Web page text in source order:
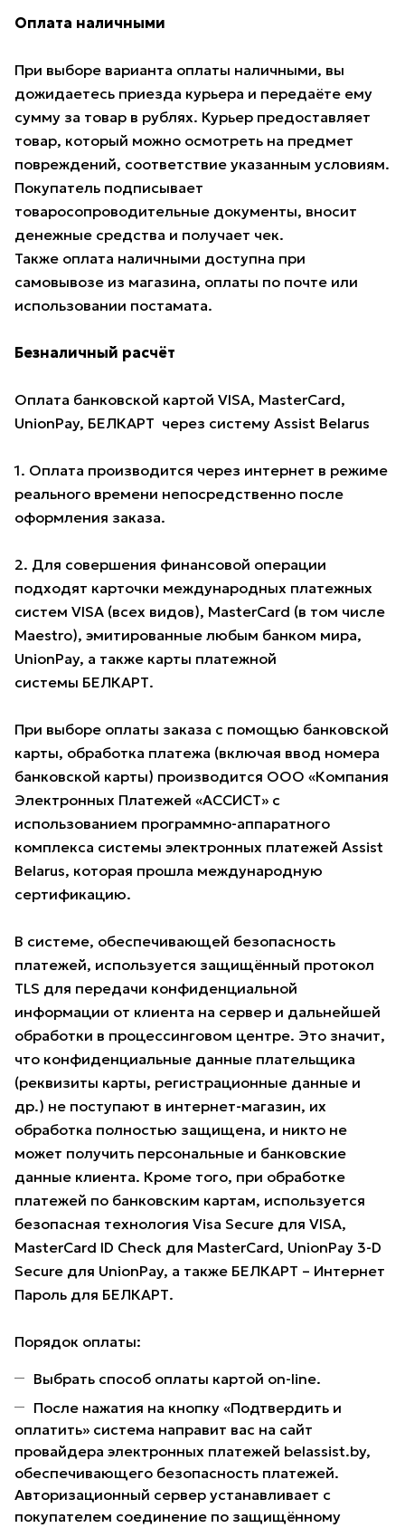
Оплата наличными
При выборе варианта оплаты наличными, вы
дожидаетесь приезда курьера и передаёте ему
сумму за товар в рублях. Курьер предоставляет
товар, который можно осмотреть на предмет
повреждений, соответствие указанным условиям.
Покупатель подписывает
товаросопроводительные документы, вносит
денежные средства и получает чек.
Также оплата наличными доступна при
самовывозе из магазина, оплаты по почте или
использовании постамата.
Безналичный расчёт
Оплата банковской картой VISA, MasterCard,
UnionPay, БЕЛКАРТ через систему Assist Belarus
1. Оплата производится через интернет в режиме
реального времени непосредственно после
оформления заказа.
2. Для совершения финансовой операции
подходят карточки международных платежных
систем VISA (всех видов), MasterCard (в том числе
Maestro), эмитированные любым банком мира,
UnionPay, а также карты платежной
системы БЕЛКАРТ.
При выборе оплаты заказа с помощью банковской
карты, обработка платежа (включая ввод номера
банковской карты) производится ООО «Компания
Электронных Платежей «АССИСТ» с
использованием программно-аппаратного
комплекса системы электронных платежей Assist
Belarus, которая прошла международную
сертификацию.
В системе, обеспечивающей безопасность
платежей, используется защищённый протокол
TLS для передачи конфиденциальной
информации от клиента на сервер и дальнейшей
обработки в процессинговом центре. Это значит,
что конфиденциальные данные плательщика
(реквизиты карты, регистрационные данные и
др.) не поступают в интернет-магазин, их
обработка полностью защищена, и никто не
может получить персональные и банковские
данные клиента. Кроме того, при обработке
платежей по банковским картам, используется
безопасная технология Visa Secure для VISA,
MasterCard ID Check для MasterCard, UnionPay 3-D
Secure для UnionPay, а также БЕЛКАРТ – Интернет
Пароль для БЕЛКАРТ.
Порядок оплаты:
Выбрать способ оплаты картой on-line.
После нажатия на кнопку «Подтвердить и
оплатить» система направит вас на сайт
провайдера электронных платежей belassist.by,
обеспечивающего безопасность платежей.
Авторизационный сервер устанавливает с
покупателем соединение по защищённому